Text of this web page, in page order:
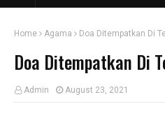
Home Agama Doa Ditempatkan Di
Doa Ditempatkan Di
Admin August 23, 2021